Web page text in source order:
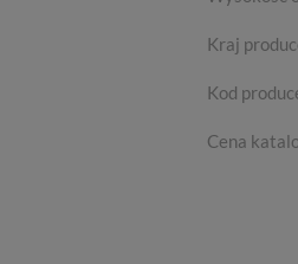
Kraj
Kod
Cena